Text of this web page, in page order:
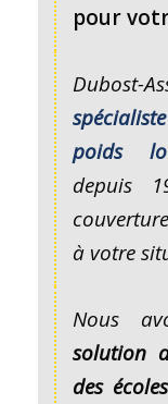
pour
poids
depuis
à votre
Nous
solution
des